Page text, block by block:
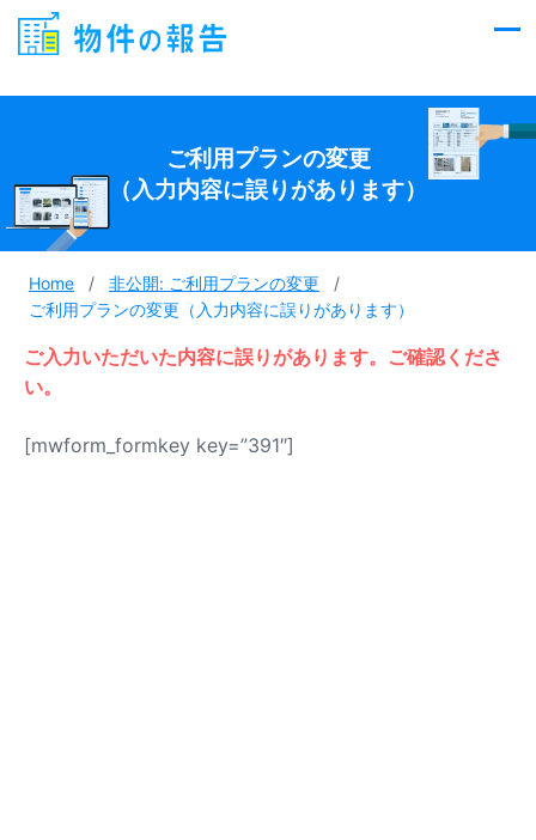
Skip
ご利用プランの変更
（入力内容に誤りがあります）
Home / 非公開: ご利用プランの変更
/
ご利用プランの変更（入力内容に誤りがあります）
ご入力いただいた内容に誤りがあります。ご確認くださ
い。
[mwform_formkey key=”391″]